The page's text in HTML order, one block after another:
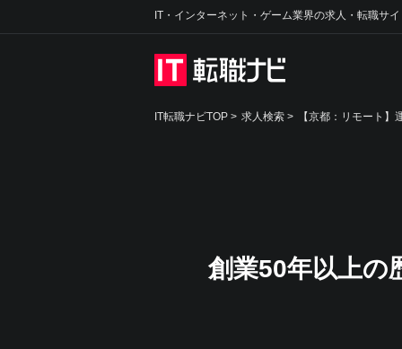
IT・インターネット・ゲーム業界の求人・転職サ
IT転職ナビTOP > 求人検索 > 【京都：リモート】
創業50年以上の